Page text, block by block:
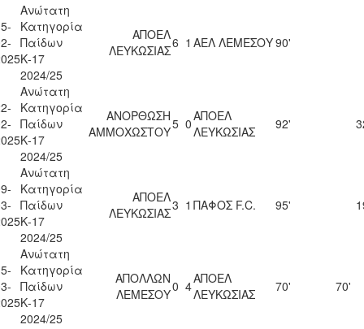
Ανώτατη
Κατηγορία
Παίδων
Κ-17
2024/25
ΑΠΟΕΛ
ΛΕΥΚΩΣΙΑΣ6 1 ΑΕΛ ΛΕΜΕΣΟΥ90'
Ανώτατη
Κατηγορία
Παίδων
Κ-17
2024/25
ΑΝΟΡΘΩΣΗ
ΑΜΜΟΧΩΣΤΟΥ5 0ΑΠΟΕΛ
ΛΕΥΚΩΣΙΑΣ
92'
Ανώτατη
Κατηγορία
Παίδων
Κ-17
2024/25
ΑΠΟΕΛ
ΛΕΥΚΩΣΙΑΣ3 1 ΠΑΦΟΣ F.C. 95'
Ανώτατη
Κατηγορία
Παίδων
Κ-17
2024/25
ΑΠΟΛΛΩΝ
ΛΕΜΕΣΟΥ0 4ΑΠΟΕΛ
ΛΕΥΚΩΣΙΑΣ
70' 70'